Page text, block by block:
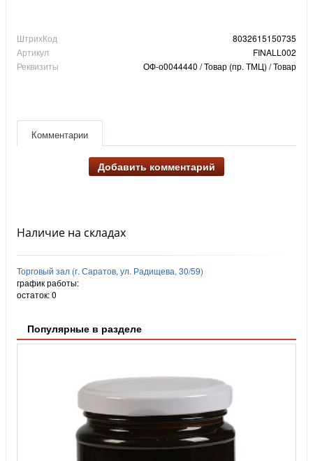
ШтрихКод
8032615150735
Артикул
FINALL002
Реквизиты
ОФ-о0044440 / Товар (пр. ТМЦ) / Товар
Комментарии
Добавить комментарий
Наличие на складах
Торговый зал (г. Саратов, ул. Радищева, 30/59)
график работы:
остаток:0
Популярные в разделе